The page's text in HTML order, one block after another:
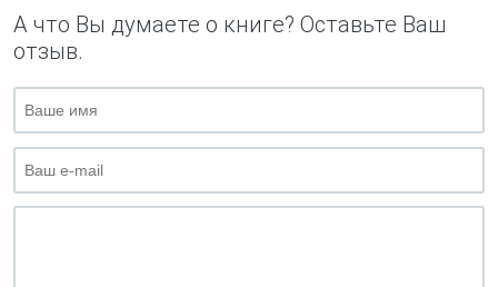
А что Вы думаете о книге? Оставьте Ваш
отзыв.